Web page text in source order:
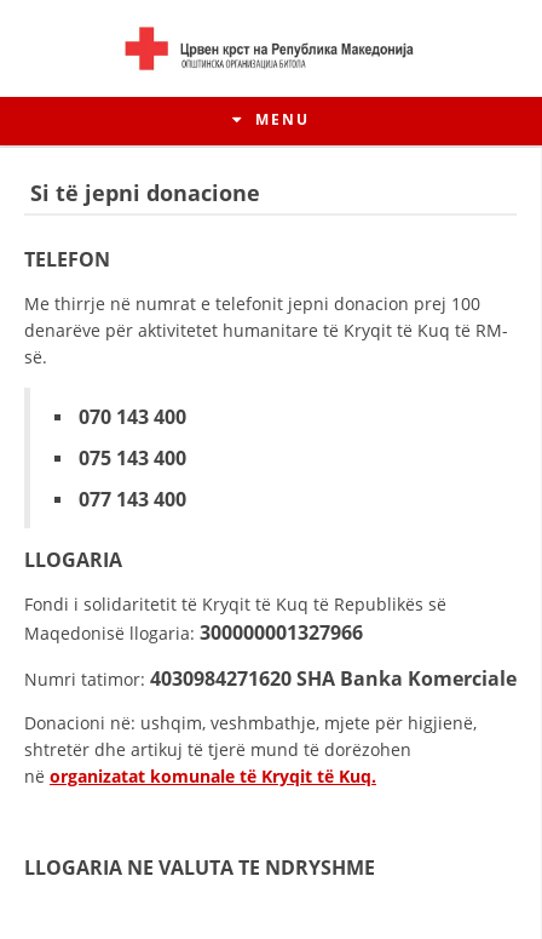
MENU
HISTORIA E KRYQIT TË KUQ
KONTAKT INFORMACIONE
ANËTARËSIMI NË STRUKTURAT PROFESIONALE
LIGJI I KRYQIT TË KUQ
STATUTI I KRYQIT TË KUQ
Si të jepni donacione
TELEFON
Me thirrje në numrat e telefonit jepni donacion prej 100
denarëve për aktivitetet humanitare të Kryqit të Kuq të RM-
së.
070 143 400
075 143 400
077 143 400
LLOGARIA
Fondi i solidaritetit të Kryqit të Kuq të Republikës së
Maqedonisë llogaria: 300000001327966
Numri tatimor: 4030984271620SHA Banka Komerciale
Donacioni në: ushqim, veshmbathje, mjete për higjienë,
shtretër dhe artikuj të tjerë mund të dorëzohen
në organizatat komunale të Kryqit të Kuq.
LLOGARIA NE VALUTA TE NDRYSHME